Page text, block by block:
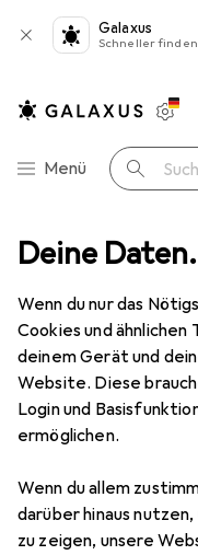
Deine
Wenn du nur das
Cookies und
deinem Gerät und
Website. Diese
Login und
ermöglichen.
Wenn du allem
darüber hinaus
zu zeigen, unsere
Galaxus
Schneller
Navigation nach
Menü Suche
Duschsystem
Grohe
Duschsystem
Preis in EUR inkl. MwSt.
EUR
383,–